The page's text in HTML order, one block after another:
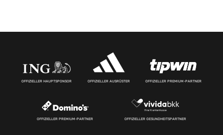
OFFIZIELLER HAUPTSPONSOR OFFIZIELLER AUSRÜSTER OFFIZIELLER PREMIUM-PARTNER
OFFIZIELLER PREMIUM-PARTNER OFFIZIELLER GESUNDHEITSPARTNER